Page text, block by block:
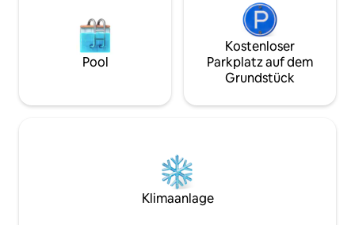
Pool
Kostenloser
Parkplatz auf dem
Grundstück
Klimaanlage